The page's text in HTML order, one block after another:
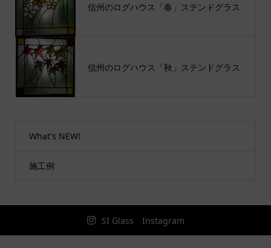
信州のログハウス「春」ステンドグラス
信州のログハウス「秋」ステンドグラス
What's NEW!
施工例
SI Glass Instagram